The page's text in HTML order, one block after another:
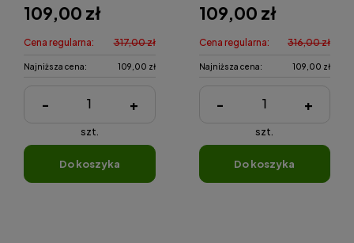
109,00 zł
Cena regularna: 317,00 zł
Najniższa cena: 109,00 zł
- +
szt.
do koszyka
109,00 zł
Cena regularna: 316,00 zł
Najniższa cena: 109,00 zł
- +
szt.
do koszyka